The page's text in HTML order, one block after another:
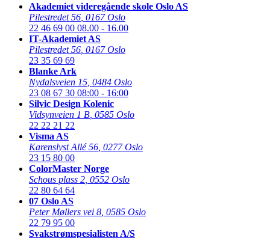
Akademiet videregående skole Oslo AS
Pilestredet 56 0167 Oslo
22 46 69 00 08.00 - 16.00
IT-Akademiet AS
Pilestredet 56 0167 Oslo
23 35 69 69
Blanke Ark
Nydalsveien 15 0484 Oslo
23 08 67 30 08:00 - 16:00
Silvic Design Kolenic
Vidsynveien 1 B 0585 Oslo
22 22 21 22
Visma AS
Karenslyst Allé 56 0277 Oslo
23 15 80 00
ColorMaster Norge
Schous plass 2 0552 Oslo
22 80 64 64
07 Oslo AS
Peter Møllers vei 8 0585 Oslo
22 79 95 00
Svakstrømspesialisten A/S